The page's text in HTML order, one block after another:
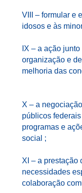
VIII – formular e
idosos e às
IX – a ação
organização e
melhoria das
X – a
públicos
programas e
social ;
XI – a prestação
necessidades
colaboração